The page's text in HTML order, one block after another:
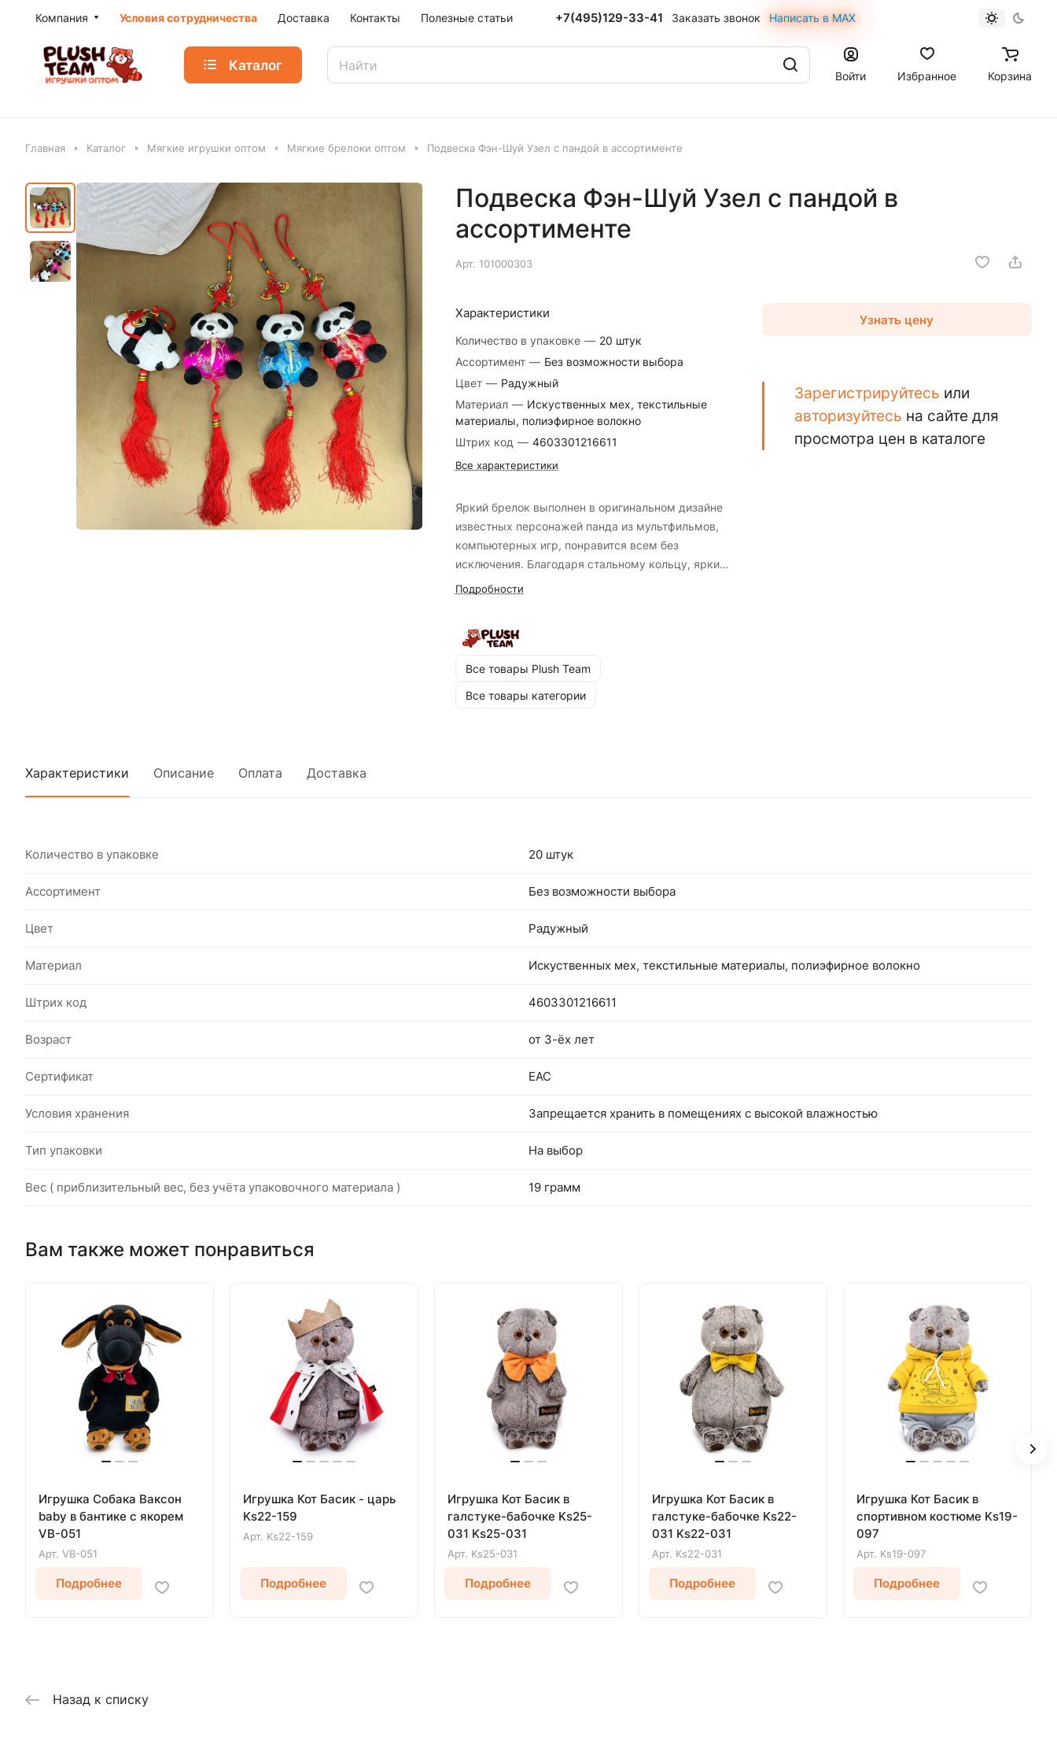
Компания Условия сотрудничества Доставка Контакты Полезные статьи +7(495)129-33-41 Заказать звонок Написать в MAX
Каталог
Войти Избранное Корзина
Главная Каталог Мягкие игрушки оптом Мягкие брелоки оптом Подвеска Фэн-Шуй Узел с пандой в ассортименте
Подвеска Фэн-Шуй Узел с пандой в
ассортименте
Арт. 101000303
Характеристики
Количество в упаковке — 20 штук
Ассортимент — Без возможности выбора
Цвет — Радужный
Материал — Искуственных мех, текстильные
материалы, полиэфирное волокно
Штрих код — 4603301216611
Все характеристики
Яркий брелок выполнен в оригинальном дизайне
известных персонажей панда из мультфильмов,
компьютерных игр, понравится всем без
исключения. Благодаря стальному кольцу, яркий
брелок идеально подойдет в качестве подвески
выделяется на фоне других однотипных
чужими. Фигурные брелоки изготавливаются из
качественных материалов, поэтому их приятно
Подробности
Все товары Plush Team
Все товары категории
Узнать цену
Зарегистрируйтесь или
авторизуйтесь на сайте для
просмотра цен в каталоге
Характеристики Описание Оплата Доставка
Количество в упаковке 20 штук
Ассортимент Без возможности выбора
Цвет Радужный
Материал Искуственных мех, текстильные материалы, полиэфирное волокно
Штрих код 4603301216611
Возраст от 3-ёх лет
Сертификат EAC
Условия хранения Запрещается хранить в помещениях с высокой влажностью
Тип упаковки На выбор
Вес ( приблизительный вес, без учёта упаковочного материала ) 19 грамм
Вам также может понравиться
Игрушка Собака Ваксон
baby в бантике с якорем
VB-051
Арт. VB-051
Подробнее
Игрушка Кот Басик - царь
Ks22-159
Арт. Ks22-159
Подробнее
Игрушка Кот Басик в
галстуке-бабочке Ks25-
031 Ks25-031
Арт. Ks25-031
Подробнее
Игрушка Кот Басик в
галстуке-бабочке Ks22-
031 Ks22-031
Арт. Ks22-031
Подробнее
Игрушка Кот Басик в
спортивном костюме Ks19-
097
Арт. Ks19-097
Подробнее
Назад к списку